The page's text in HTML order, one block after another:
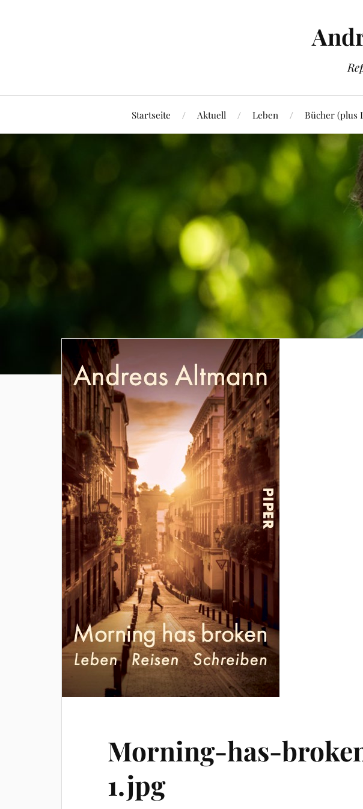
Startseite Aktuell Leben Bücher (plus
Morning-has-
1.jpg